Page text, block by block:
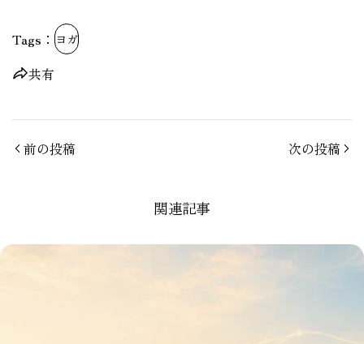
Tags： ヨガ
共有
前の投稿 次の投稿
関連記事